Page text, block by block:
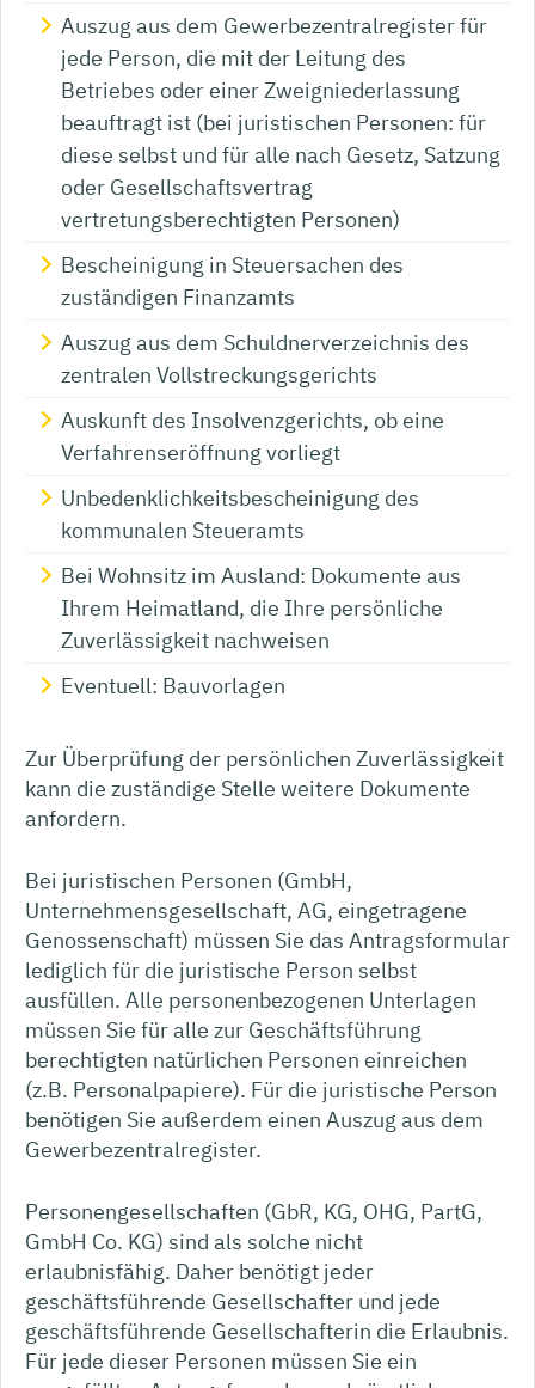
Auszug aus dem Gewerbezentralregister für
jede Person, die mit der Leitung des
Betriebes oder einer Zweigniederlassung
beauftragt ist (bei juristischen Personen: für
diese selbst und für alle nach Gesetz, Satzung
oder Gesellschaftsvertrag
vertretungsberechtigten Personen)
Bescheinigung in Steuersachen des
zuständigen Finanzamts
Auszug aus dem Schuldnerverzeichnis des
zentralen Vollstreckungsgerichts
Auskunft des Insolvenzgerichts, ob eine
Verfahrenseröffnung vorliegt
Unbedenklichkeitsbescheinigung des
kommunalen Steueramts
Bei Wohnsitz im Ausland: Dokumente aus
Ihrem Heimatland, die Ihre persönliche
Zuverlässigkeit nachweisen
Eventuell: Bauvorlagen
Zur Überprüfung der persönlichen Zuverlässigkeit
kann die zuständige Stelle weitere Dokumente
anfordern.
Bei juristischen Personen (GmbH,
Unternehmensgesellschaft, AG, eingetragene
Genossenschaft) müssen Sie das Antragsformular
lediglich für die juristische Person selbst
ausfüllen. Alle personenbezogenen Unterlagen
müssen Sie für alle zur Geschäftsführung
berechtigten natürlichen Personen einreichen
(z.B. Personalpapiere). Für die juristische Person
benötigen Sie außerdem einen Auszug aus dem
Gewerbezentralregister.
Personengesellschaften (GbR, KG, OHG, PartG,
GmbH Co. KG) sind als solche nicht
erlaubnisfähig. Daher benötigt jeder
geschäftsführende Gesellschafter und jede
geschäftsführende Gesellschafterin die Erlaubnis.
Für jede dieser Personen müssen Sie ein